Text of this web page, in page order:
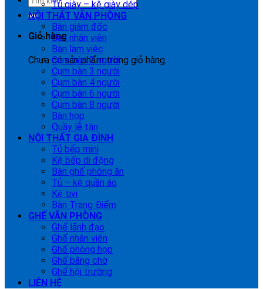
Giỏ hàng
Chưa có sản phẩm trong giỏ hàng.
Tủ giày – kệ giày dép
NỘI THẤT VĂN PHÒNG
Bàn giám đốc
Bàn nhân viên
Bàn làm việc
Cụm bàn 2 người
Cụm bàn 3 người
Cụm bàn 4 người
Cụm bàn 6 người
Cụm bàn 8 người
Bàn họp
Quầy lễ tân
NỘI THẤT GIA ĐÌNH
Tủ bếp mini
Kệ bếp di động
Bàn ghế phòng ăn
Tủ – kệ quần áo
Kệ tivi
Bàn Trang Điểm
GHẾ VĂN PHÒNG
Ghế lãnh đạo
Ghế nhân viên
Ghế phòng họp
Ghế băng chờ
Ghế hội trường
LIÊN HỆ